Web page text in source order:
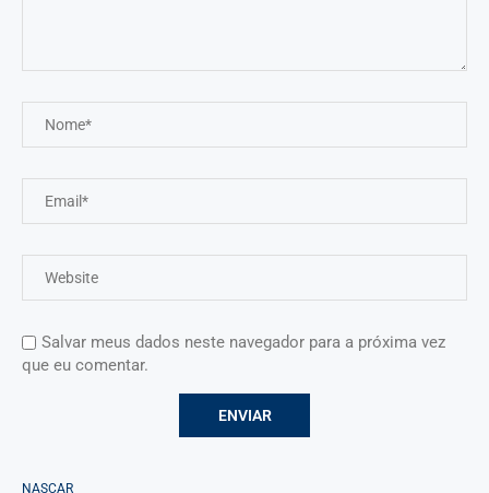
NASCAR
Salvar meus dados neste navegador para a próxima vez
que eu comentar.